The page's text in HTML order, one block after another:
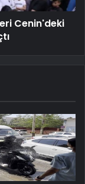
Cenin'deki